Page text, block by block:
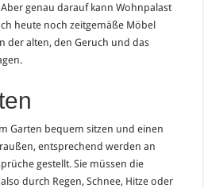
genau darauf kann Wohnpalast
heute noch zeitgemäße Möbel
der alten, den Geruch und das
Garten bequem sitzen und einen
entsprechend werden an
gestellt. Sie müssen die
durch Regen, Schnee, Hitze oder